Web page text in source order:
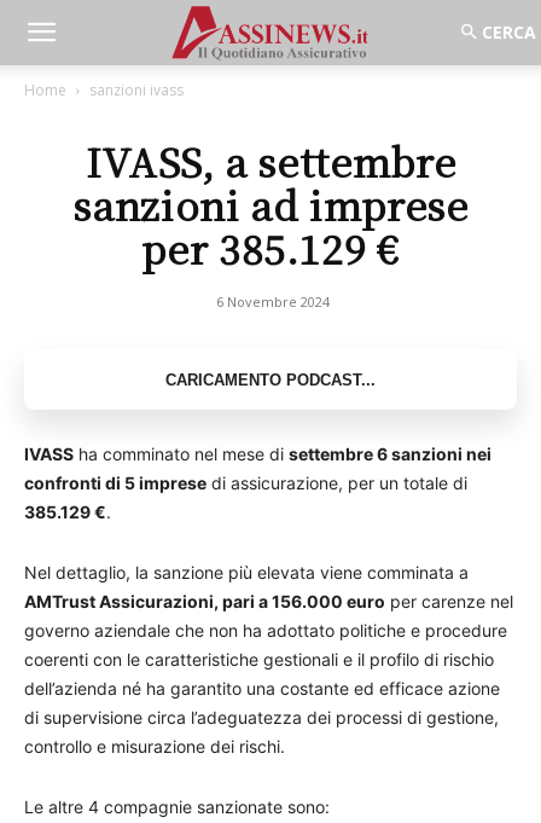
Home sanzioni ivass
IVASS, a settembre
sanzioni ad imprese
per 385.129 €
6 Novembre 2024
IVASS ha comminato nel mese di settembre6 sanzioni nei
confronti di 5 imprese di assicurazione, per un totale di
385.129 €.
Nel dettaglio, la sanzione più elevata viene comminata a
AMTrust Assicurazioni, pari a 156.000 euro per carenze nel
governo aziendale che non ha adottato politiche e procedure
coerenti con le caratteristiche gestionali e il profilo di rischio
dell’azienda né ha garantito una costante ed efficace azione
di supervisione circa l’adeguatezza dei processi di gestione,
controllo e misurazione dei rischi.
Le altre 4 compagnie sanzionate sono: